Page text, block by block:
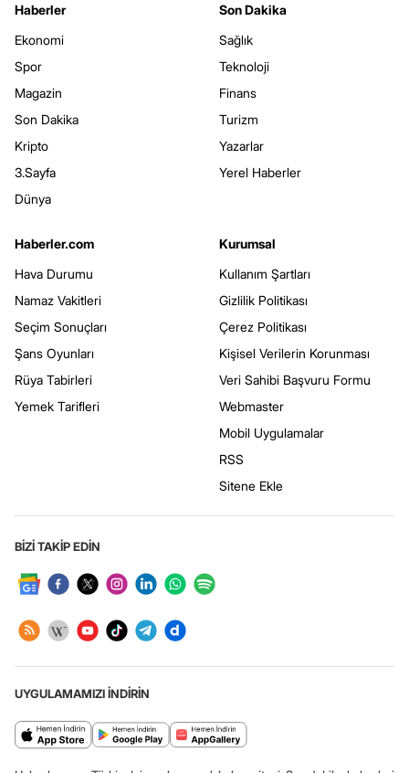
Haberler
Ekonomi
Spor
Magazin
Son Dakika
Kripto
3.Sayfa
Dünya
Son Dakika
Sağlık
Teknoloji
Finans
Turizm
Yazarlar
Yerel Haberler
Haberler.com
Hava Durumu
Namaz Vakitleri
Seçim Sonuçları
Şans Oyunları
Rüya Tabirleri
Yemek Tarifleri
Kurumsal
Kullanım Şartları
Gizlilik Politikası
Çerez Politikası
Kişisel Verilerin Korunması
Veri Sahibi Başvuru Formu
Webmaster
Mobil Uygulamalar
RSS
Sitene Ekle
BİZİ TAKİP EDİN
UYGULAMAMIZI İNDİRİN